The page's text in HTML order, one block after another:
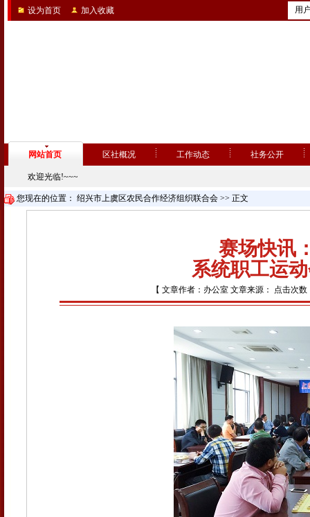
设为首页 加入收藏 用
网站首页 区社概况 工作动态 社务公开
欢迎光临!~~~
您现在的位置： 绍兴市上虞区农民合作经济组织联合会 >> 正文
赛场快讯
系统职工运
【 文章作者：办公室 文章来源： 点击次